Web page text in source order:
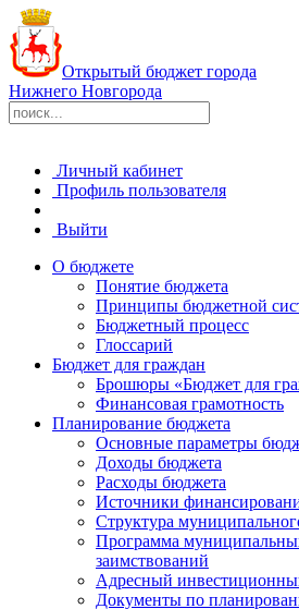
Открытый бюджет города
Нижнего Новгорода
Личный кабинет
Профиль пользователя
Выйти
О бюджете
Понятие бюджета
Принципы бюджетной
Бюджетный процесс
Глоссарий
Бюджет для граждан
Брошюры «Бюджет для
Финансовая грамотность
Планирование бюджета
Основные параметры
Доходы бюджета
Расходы бюджета
Источники
Структура
Программа
заимствований
Адресный
Документы по